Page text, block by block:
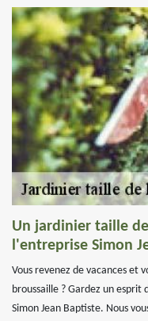
Un jardinier taille
l'entreprise Simon
Vous revenez de vacances et
broussaille ? Gardez un
Simon Jean Baptiste. Nous